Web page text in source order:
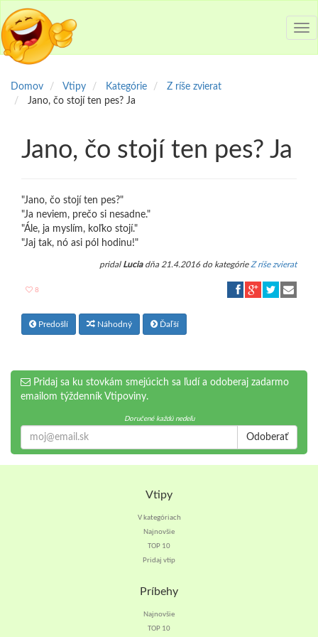
Domov Vtipy Kategórie
Z ríše zvierat
Jano, čo stojí ten pes? Ja
Jano, čo stojí ten pes? Ja
"Jano, čo stojí ten pes?"
"Ja neviem, prečo si nesadne."
"Ále, ja myslím, koľko stojí."
"Jaj tak, nó asi pól hodinu!"
pridal Luciadňa 21.4.2016 do kategórie Z ríše zvierat
8
Predošlí Náhodný Ďaľší
Pridaj sa ku stovkám smejúcich sa ľudí a odoberaj zadarmo
emailom týždenník Vtipoviny.
Doručené každú nedeľu
Odoberať
Vtipy
V kategóriach
Najnovšie
TOP 10
Pridaj vtip
Príbehy
Najnovšie
TOP 10